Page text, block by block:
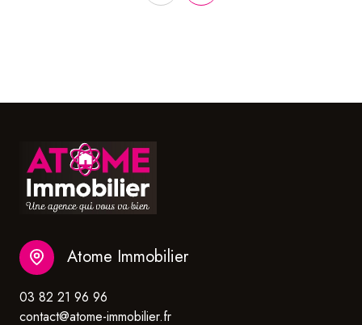
Atome Immobilier
03 82 21 96 96
contact@atome-immobilier.fr